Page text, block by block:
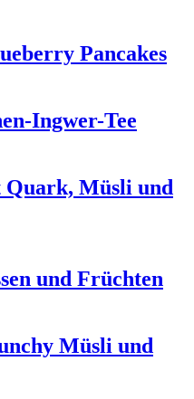
Pancakes
Ingwer-Tee
Müsli und
und Früchten
Müsli und